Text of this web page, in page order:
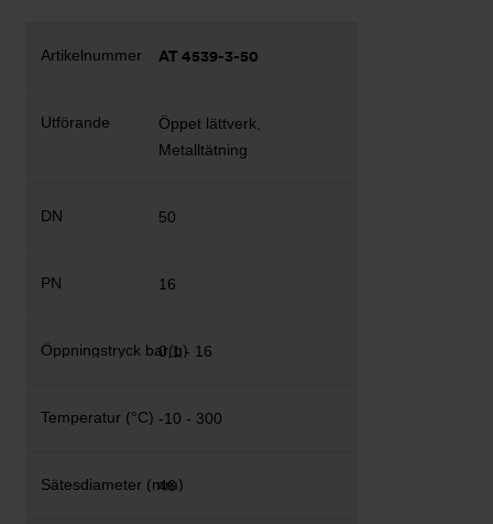
AT 4539-3-50
Öppet lättverk,
Metalltätning
50
16
0,1 - 16
-10 - 300
46